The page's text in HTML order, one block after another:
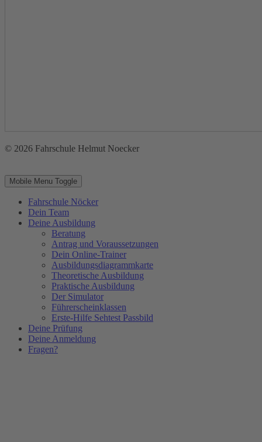
© 2026 Fahrschule Helmut Noecker
Mobile Menu Toggle
Fahrschule Nöcker
Dein Team
Deine Ausbildung
Beratung
Antrag und Voraussetzungen
Dein Online-Trainer
Ausbildungsdiagrammkarte
Theoretische Ausbildung
Praktische Ausbildung
Der Simulator
Führerscheinklassen
Erste-Hilfe Sehtest Passbild
Deine Prüfung
Deine Anmeldung
Fragen?